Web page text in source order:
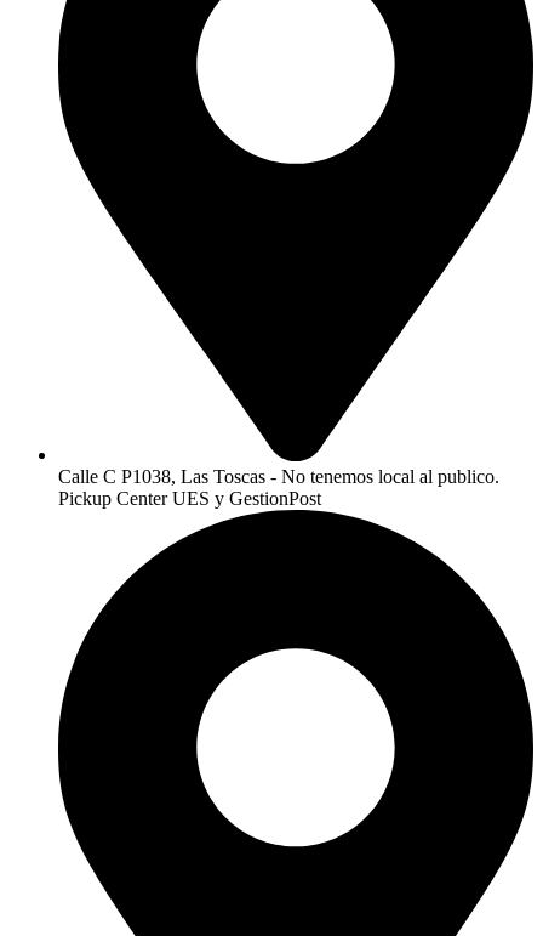
Calle C P1038, Las Toscas - No tenemos local al publico.
Pickup Center UES y GestionPost